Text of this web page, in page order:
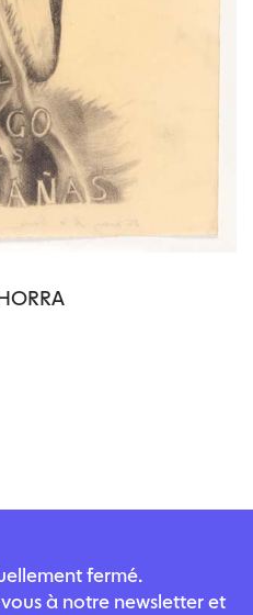
fermé.
à notre newsletter et